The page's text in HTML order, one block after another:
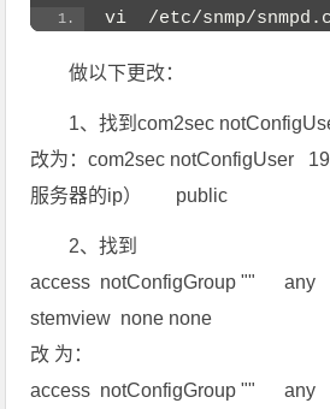
vi  /etc/snmp/
做以下更改：
1、找到com2sec
改为：com2sec notConfigUser
服务器的ip） public
2、找到
access notConfigGroup ""
stemview none none
改 为：
access notConfigGroup ""